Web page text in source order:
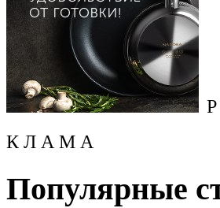
К Л А М А
Популярные